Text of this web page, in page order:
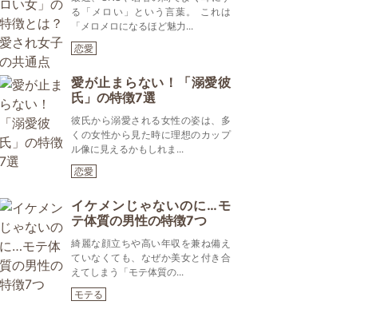
る「メロい」という言葉。 これは
「メロメロになるほど魅力...
恋愛
愛が止まらない！「溺愛彼
氏」の特徴7選
彼氏から溺愛される女性の姿は、多
くの女性から見た時に理想のカップ
ル像に見えるかもしれま...
恋愛
イケメンじゃないのに…モ
テ体質の男性の特徴7つ
綺麗な顔立ちや高い年収を兼ね備え
ていなくても、なぜか美女と付き合
えてしまう「モテ体質の...
モテる